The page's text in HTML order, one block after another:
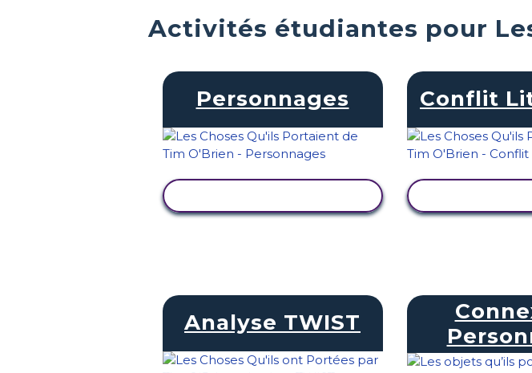
Activités étudiantes pour
Personnages Conflit
Analyse TWIST